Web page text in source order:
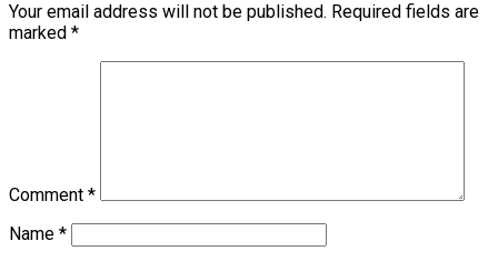
Your email address will not be published. Required fields are
marked *
Comment *
Name *